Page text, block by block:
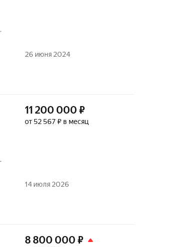
26 июня 2024
11 200 000 ₽
от 52 567 ₽ в месяц
14 июля 2026
8 800 000 ₽